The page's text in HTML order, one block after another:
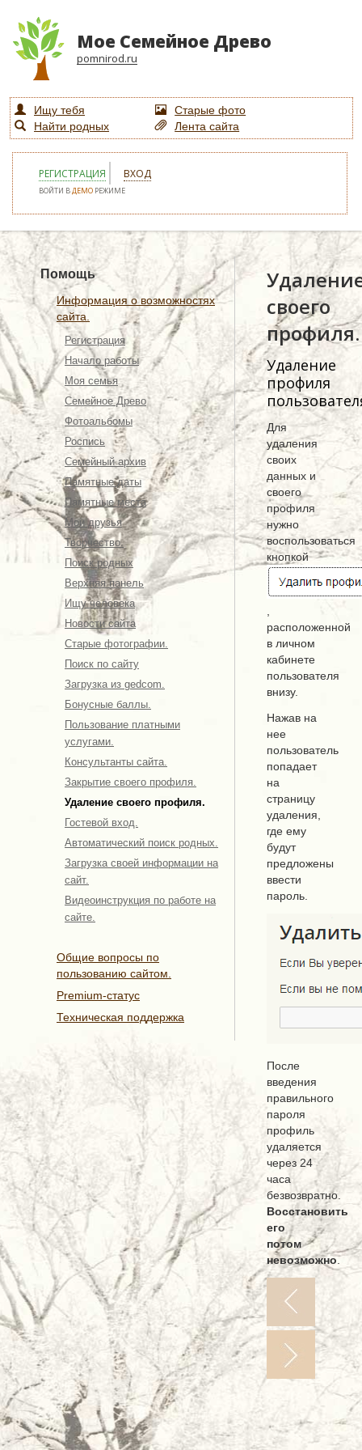
Мое Семейное Древо
pomnirod.ru
Ищу тебя
Старые фото
Найти родных
Лента сайта
РЕГИСТРАЦИЯ ВХОД
ВОЙТИ ВДЕМО РЕЖИМЕ
Помощь
Информация о возможностях
сайта.
Регистрация
Начало работы
Моя семья
Семейное Древо
Фотоальбомы
Роспись
Семейный архив
Памятные даты
Памятные места
Мои друзья
Творчество.
Поиск родных
Верхняя панель
Ищу человека
Новости сайта
Старые фотографии.
Поиск по сайту
Загрузка из gedcom.
Бонусные баллы.
Пользование платными
услугами.
Консультанты сайта.
Закрытие своего профиля.
Удаление своего профиля.
Гостевой вход.
Автоматический поиск родных.
Загрузка своей информации на
сайт.
Видеоинструкция по работе на
сайте.
Общие вопросы по
пользованию сайтом.
Premium-статус
Техническая поддержка
своего
профиля.
Удаление
профиля
Для
удаления
своих
данных и
своего
профиля
нужно
воспользоваться
кнопкой
расположенной
в личном
кабинете
пользователя
внизу.
Нажав на
нее
пользователь
попадает
на
страницу
удаления,
где ему
будут
предложены
ввести
пароль.
После
введения
правильного
пароля
профиль
удаляется
через 24
часа
безвозвратно.
Восстановить
его
потом
невозможно.